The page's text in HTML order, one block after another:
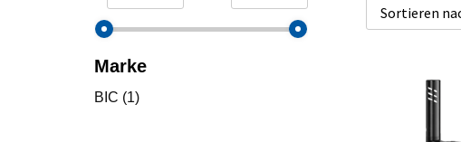
Marke
BIC (1)